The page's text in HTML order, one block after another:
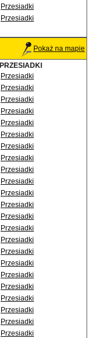
Przesiadki
Przesiadki
Pokaż na mapie
PRZESIADKI
Przesiadki
Przesiadki
Przesiadki
Przesiadki
Przesiadki
Przesiadki
Przesiadki
Przesiadki
Przesiadki
Przesiadki
Przesiadki
Przesiadki
Przesiadki
Przesiadki
Przesiadki
Przesiadki
Przesiadki
Przesiadki
Przesiadki
Przesiadki
Przesiadki
Przesiadki
Przesiadki